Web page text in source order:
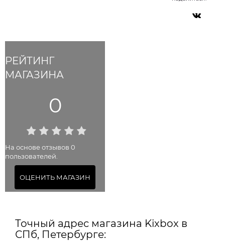
РЕЙТИНГ
МАГАЗИНА
0
На основе отзывов 0
пользователей.
ОЦЕНИТЬ МАГАЗИН
Точный адрес магазина Kixbox в
СПб, Петербурге: